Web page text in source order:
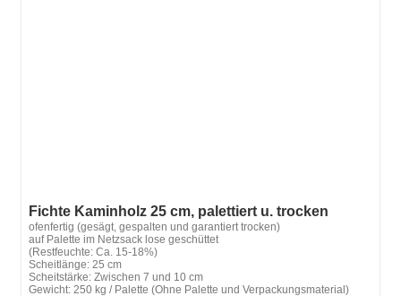
Fichte Kaminholz 25 cm, palettiert u. trocken
ofenfertig (gesägt, gespalten und garantiert trocken)
auf Palette im Netzsack lose geschüttet
(Restfeuchte: Ca. 15-18%)
Scheitlänge: 25 cm
Scheitstärke: Zwischen 7 und 10 cm
Gewicht: 250 kg / Palette (Ohne Palette und Verpackungsmaterial)